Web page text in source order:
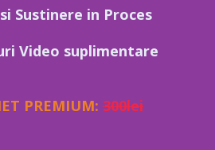
Sustinere in Proces
Video suplimentare
PREMIUM: 300lei